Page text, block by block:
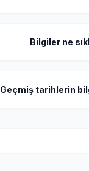
Bilgiler ne
Geçmiş tarihlerin